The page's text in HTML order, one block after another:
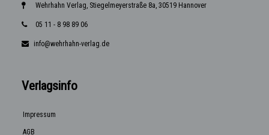
Wehrhahn Verlag, Stiegelmeyerstraße 8a, 30519 Hannover
05 11 - 8 98 89 06
info@wehrhahn-verlag.de
Verlagsinfo
Impressum
AGB